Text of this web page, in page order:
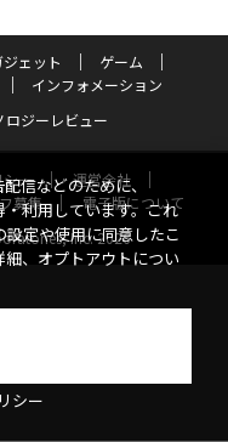
ジェット
ゲーム
インフォメーション
ロジーレビュー
ー
運営会社
募集
電子版について
Inc. 2026
信などのために、
利用しています。これ
定や使用に同意したこ
細、オプトアウトについ
シー